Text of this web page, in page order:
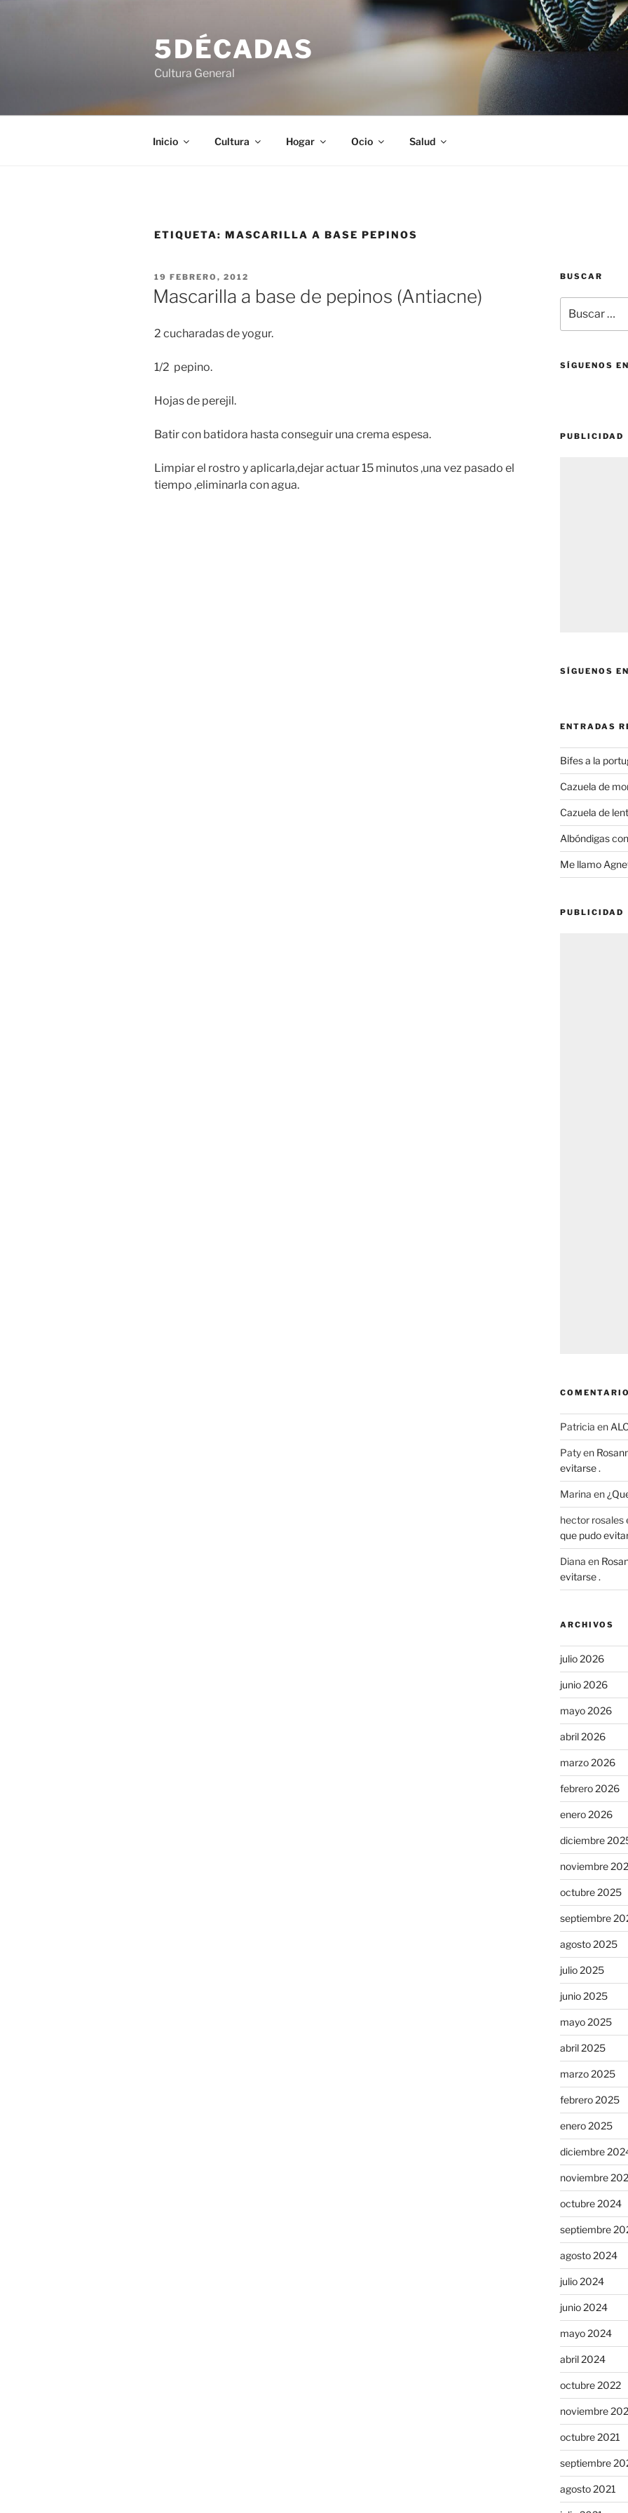
5DÉCADAS
Cultura General
Inicio Cultura Hogar Ocio Salud
ETIQUETA: MASCARILLA A BASE PEPINOS
PUBLICADO
EL
19 FEBRERO, 2012
Mascarilla a base de pepinos (Antiacne)
2 cucharadas de yogur.
1/2 pepino.
Hojas de perejil.
Batir con batidora hasta conseguir una crema espesa.
Limpiar el rostro y aplicarla,dejar actuar 15 minutos ,una vez pasado el
tiempo ,eliminarla con agua.
BUSCAR
por:
SÍGUENOS
PUBLICIDAD
SÍGUENOS
ENTRADAS
Bifes a la
Cazuela de
Cazuela de
Albóndigas
Me llamo
PUBLICIDAD
Patricia en
Patyen
evitarse .
Marina en
hector rosales
que pudo
Diana en
evitarse .
ARCHIVOS
julio 2026
junio 2026
mayo 2026
abril 2026
marzo 2026
febrero 2026
enero 2026
diciembre
noviembre
octubre 2025
septiembre
agosto 2025
julio 2025
junio 2025
mayo 2025
abril 2025
marzo 2025
febrero 2025
enero 2025
diciembre
noviembre
octubre 2024
septiembre
agosto 2024
julio 2024
junio 2024
mayo 2024
abril 2024
octubre 2022
noviembre
octubre 2021
septiembre
agosto 2021